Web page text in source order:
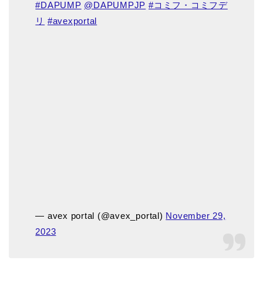
#DAPUMP @DAPUMPJP #コミフ・コミフデ
リ #avexportal
— avex portal (@avex_portal) November 29,
2023